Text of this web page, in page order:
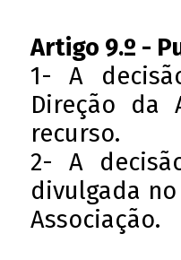
Artigo 9.º -
1- A
Direção da
recurso.
2- A
divulgada
Associação.